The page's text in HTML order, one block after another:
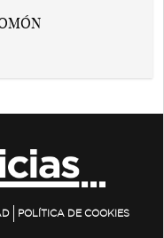
POLÍTICA DE COOKIES